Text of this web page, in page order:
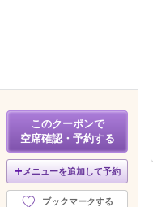
このクーポンで
空席確認・予約する
メニューを追加して予約
ブックマークする